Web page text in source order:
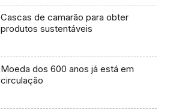
Cascas de camarão para obter
produtos sustentáveis
Moeda dos 600 anos já está em
circulação